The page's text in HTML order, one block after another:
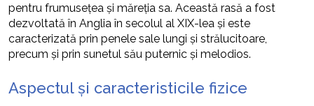
pentru frumusețea și măreția sa. Această rasă a fost
dezvoltată în Anglia în secolul al XIX-lea și este
caracterizată prin penele sale lungi și strălucitoare,
precum și prin sunetul său puternic și melodios.
Aspectul și caracteristicile fizice